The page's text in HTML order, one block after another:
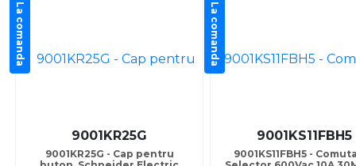
La comanda
9001KR25G
9001KR25G - Cap pentru
La comanda
9001KS11FBH5
9001KS11FBH5 -